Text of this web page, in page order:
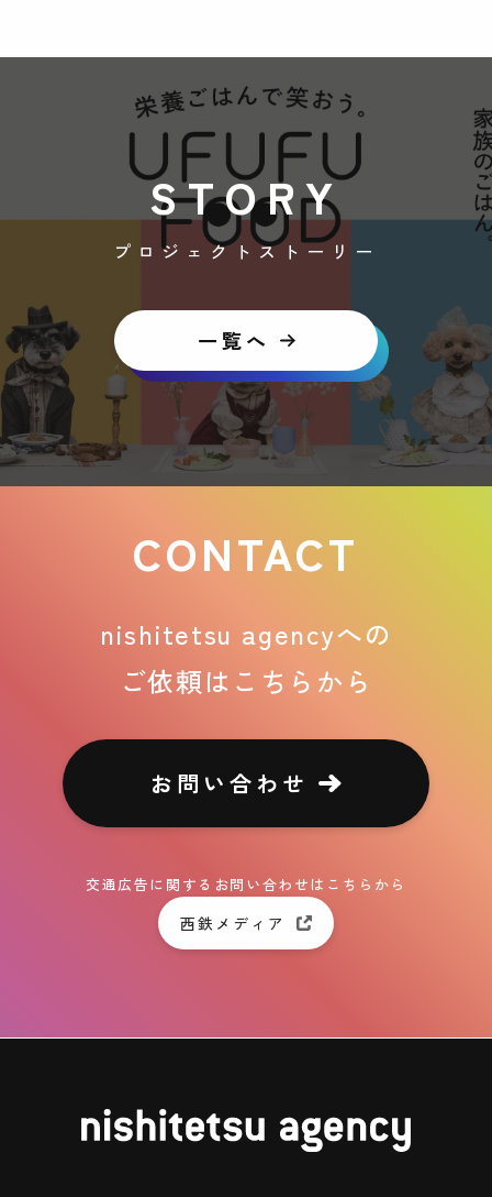
STORY
プロジェクトストーリー
一覧へ
CONTACT
nishitetsu agencyへの
ご依頼はこちらから
お問い合わせ
交通広告に関するお問い合わせはこちらから
西鉄メディア